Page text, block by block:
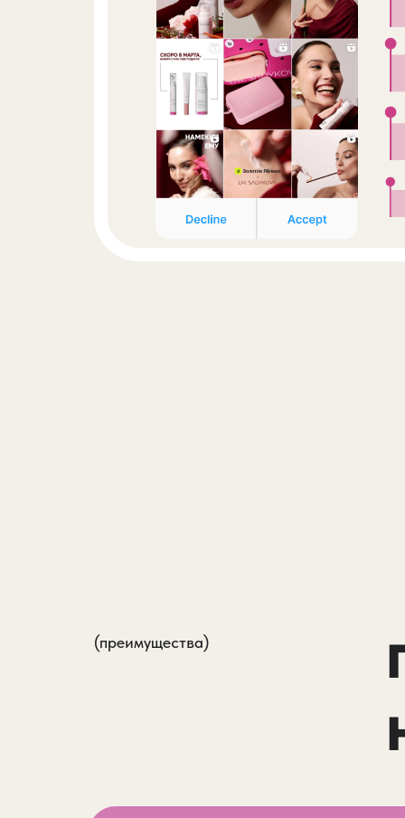
(преимущества)